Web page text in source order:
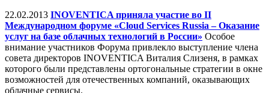
22.02.2013 INOVENTICA приняла участие во II
Международном форуме «Cloud Services Russia – Оказание
услуг на базе облачных технологий в России» Особое
внимание участников Форума привлекло выступление члена
совета директоров INOVENTICA Виталия Слизеня, в рамках
которого были представлены ортогональные стратегии в окне
возможностей для отечественных компаний, оказывающих
облачные сервисы.